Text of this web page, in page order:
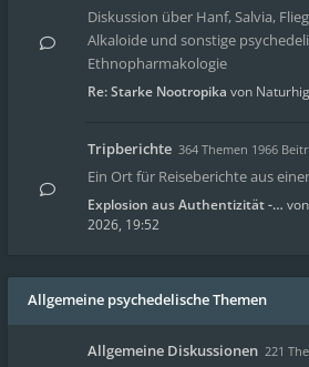
Diskussion über Hanf, Salvia,
Alkaloide und sonstige
Ethnopharmakologie
Re: Starke Nootropika von
Tripberichte 364 Themen 1966
Ein Ort für Reiseberichte aus
Explosion aus Authentizität -… von
2026, 19:52
Allgemeine psychedelische Themen
Allgemeine Diskussionen 221